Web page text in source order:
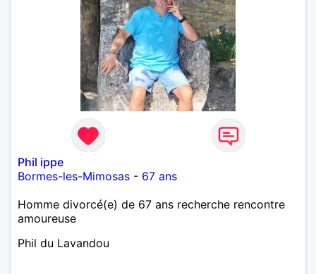
Phil ippe
Bormes-les-Mimosas - 67 ans
Homme divorcé(e) de 67 ans recherche rencontre
amoureuse
Phil du Lavandou